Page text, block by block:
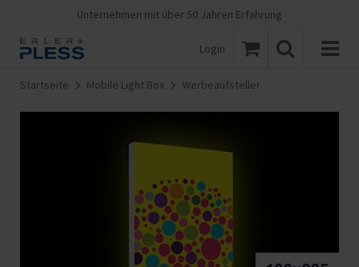
Unternehmen mit über 50 Jahren Erfahrung
Login
Startseite Mobile Light Box Werbeaufsteller